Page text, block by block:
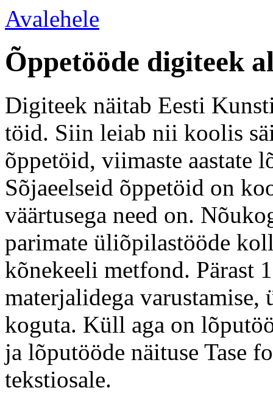
Avalehele
Õppetööde digiteek
Digiteek näitab Eesti
töid. Siin leiab nii koolis
õppetöid, viimaste aastate
Sõjaeelseid õppetöid on
väärtusega need on.
parimate üliõpilastööde
kõnekeeli metfond. Pärast
materjalidega varustamise,
koguta. Küll aga on
ja lõputööde näituse Tase
tekstiosale.